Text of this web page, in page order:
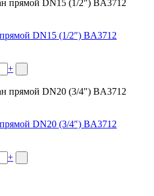
DN15 (1/2″) BA3712
+
DN20 (3/4″) BA3712
+